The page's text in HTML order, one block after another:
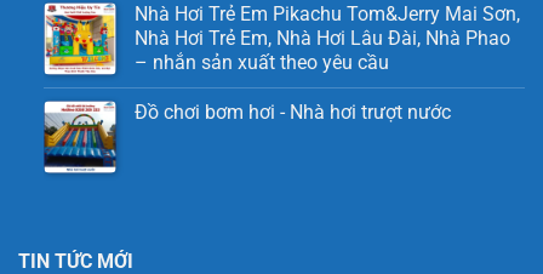
Nhà Hơi Trẻ Em Pikachu Tom&Jerry Mai Sơn,
Nhà Hơi Trẻ Em, Nhà Hơi Lâu Đài, Nhà Phao
– nhắn sản xuất theo yêu cầu
Đồ chơi bơm hơi - Nhà hơi trượt nước
TIN TỨC MỚI